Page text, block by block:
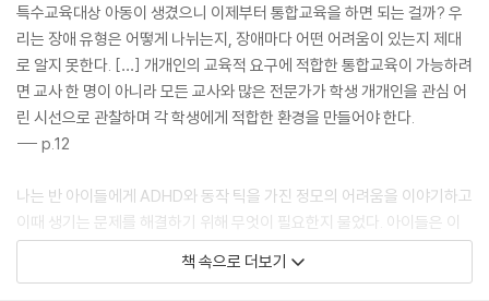
투렛이 있는 아이
시끄럽게 웃는 아이
4장 통합교육을 향한 한 걸음
특수 아동은 어느 학교로 진학해?
성취기준이 대강화되어야 하는 이유
통합교육은 왜 중요할까?
통합학급 담임으로서 나의 바람
특수교육을 받아 보는 게 어떨까요?
특수교육대상 아동이 생겼으니 이제부터 통합교육을 하면 되는 걸까? 우
리는 장애 유형은 어떻게 나뉘는지, 장애마다 어떤 어려움이 있는지 제대
로 알지 못한다. […] 개개인의 교육적 요구에 적합한 통합교육이 가능하려
면 교사 한 명이 아니라 모든 교사와 많은 전문가가 학생 개개인을 관심 어
린 시선으로 관찰하며 각 학생에게 적합한 환경을 만들어야 한다.
--- p.12
나는 반 아이들에게 ADHD와 동작 틱을 가진 정모의 어려움을 이야기하고
이때 생기는 문제를 해결하기 위해 무엇이 필요한지 물었다. 아이들은 이
미 답을 알고 있었다. 바로 시간이었다. 더 많은 시간을 주어야 한다고, 자
기들보다 시간을 더 주어도 괜찮다는 친구들의 이야기에 정모의 표정이 달
책 속으로 더보기